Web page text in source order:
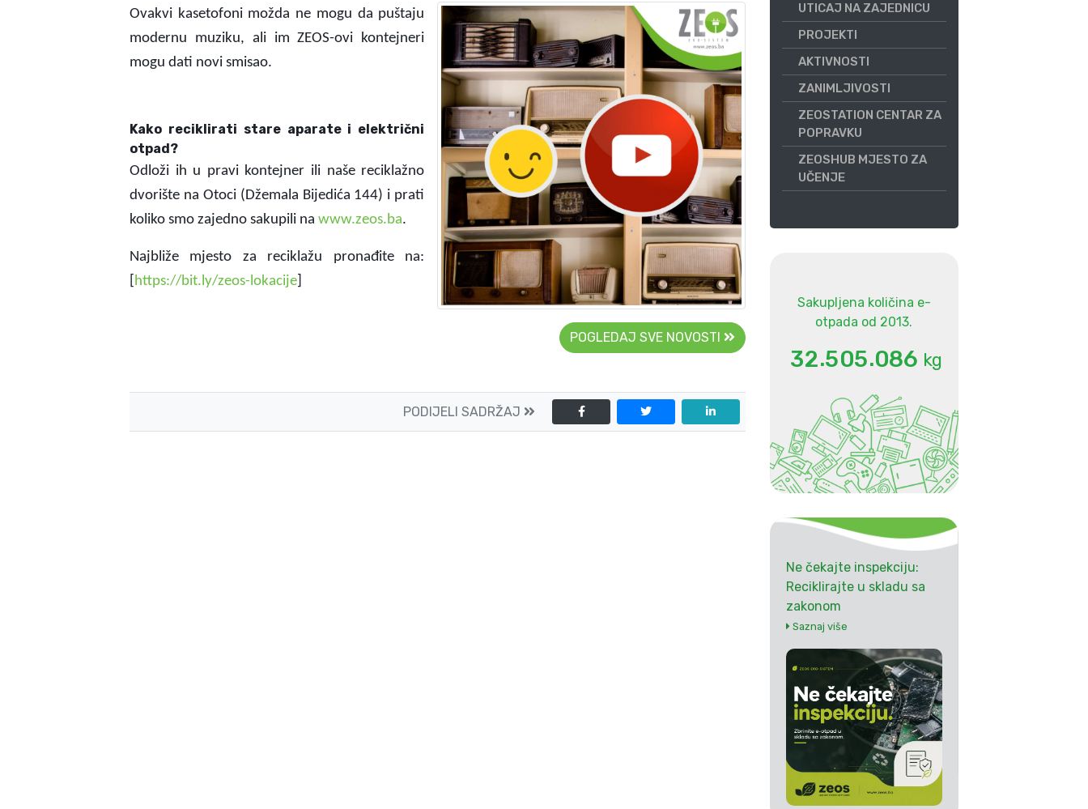
Ovakvi kasetofoni možda ne mogu da puštaju
modernu muziku, ali im ZEOS-ovi kontejneri
mogu dati novi smisao.
Kako reciklirati stare aparate i električni
otpad?
Odloži ih u pravi kontejner ili naše reciklažno
dvorište na Otoci (Džemala Bijedića 144) i prati
koliko smo zajedno sakupili na www.zeos.ba.
Najbliže mjesto za reciklažu pronađite na:
https://bit.ly/zeos-lokacije
POGLEDAJ SVE NOVOSTI
PODIJELI SADRŽAJ
UTICAJ NA ZAJEDNICU
PROJEKTI
AKTIVNOSTI
ZANIMLJIVOSTI
ZEOSTATION CENTAR ZA
POPRAVKU
ZEOSHUB MJESTO ZA
UČENJE
Sakupljena količina e-
otpada od 2013.
32.505.086 kg
Ne čekajte inspekciju:
Reciklirajte u skladu sa
zakonom
Saznaj više